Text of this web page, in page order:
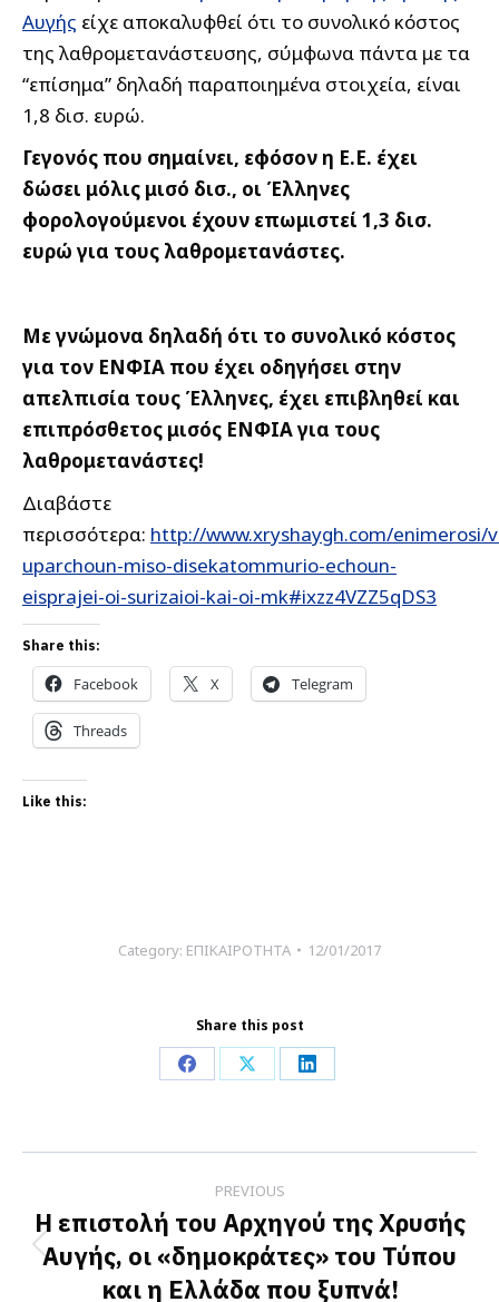
Αυγής είχε αποκαλυφθεί ότι το συνολικό κόστος
της λαθρομετανάστευσης, σύμφωνα πάντα με τα
“επίσημα” δηλαδή παραποιημένα στοιχεία, είναι
1,8 δισ. ευρώ.
Γεγονός που σημαίνει, εφόσον η Ε.Ε. έχει
δώσει μόλις μισό δισ., οι Έλληνες
φορολογούμενοι έχουν επωμιστεί 1,3 δισ.
ευρώ για τους λαθρομετανάστες.
Με γνώμονα δηλαδή ότι το συνολικό κόστος
για τον ΕΝΦΙΑ που έχει οδηγήσει στην
απελπισία τους Έλληνες, έχει επιβληθεί και
επιπρόσθετος μισός ΕΝΦΙΑ για τους
λαθρομετανάστες!
Διαβάστε
περισσότερα: http://www.xryshaygh.com/enimerosi/
uparchoun-miso-disekatommurio-echoun-
eisprajei-oi-surizaioi-kai-oi-mk#ixzz4VZZ5qDS3
Share this:
Facebook X Telegram
Threads
Like this:
Category: ΕΠΙΚΑΙΡΟΤΗΤΑ 12/01/2017
Share this post
Share
Facebook
Share
X
Share
LinkedIn
navigation
PREVIOUS
Previous
post:
Η επιστολή του Αρχηγού της Χρυσής
Αυγής, οι «δημοκράτες» του Τύπου
και η Ελλάδα που ξυπνά!